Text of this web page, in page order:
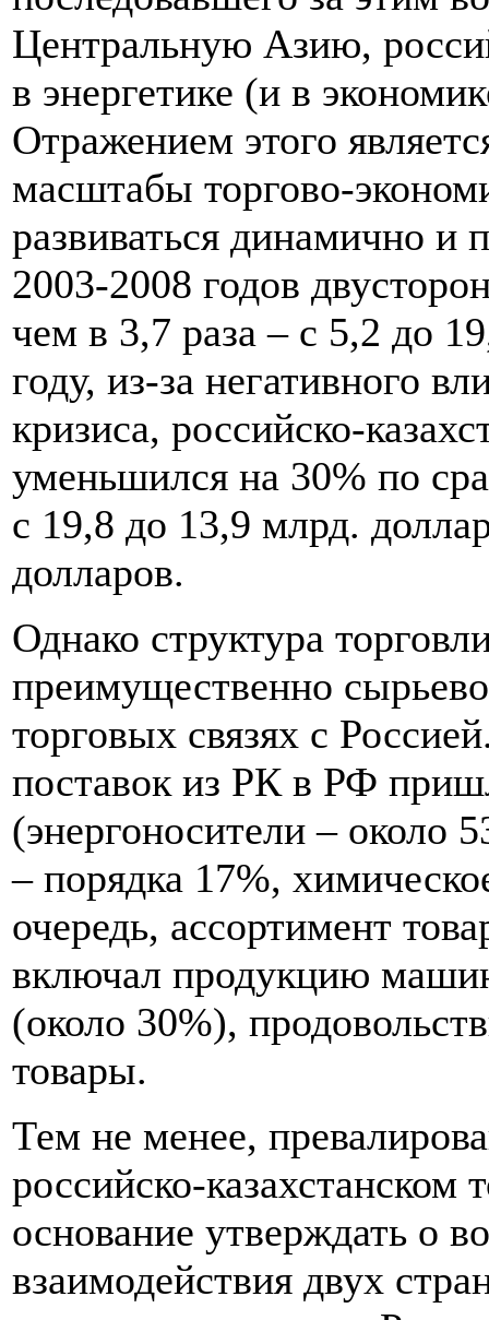
Центральную Азию,
в энергетике (и в
Отражением этого
масштабы торгово-
развиваться динамично и
2003-2008 годов
чем в 3,7 раза – с 5,2 до
году, из-за негативного
кризиса, российско-
уменьшился на 30% по
с 19,8 до 13,9 млрд.
долларов.
Однако структура
преимущественно
торговых связях с
поставок из РК в РФ
(энергоносители – около
– порядка 17%,
очередь, ассортимент
включал продукцию
(около 30%),
товары.
Тем не менее,
российско-казахстанском
основание утверждать о
взаимодействия двух